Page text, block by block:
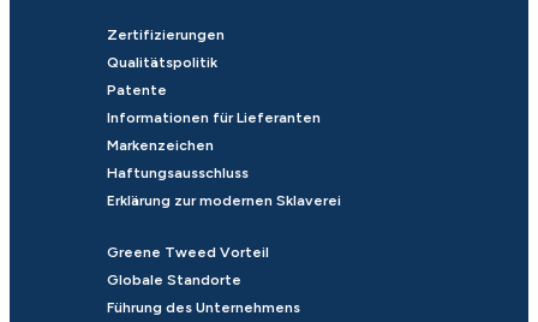
Zertifizierungen
Qualitätspolitik
Patente
Informationen für Lieferanten
Markenzeichen
Haftungsausschluss
Erklärung zur modernen Sklaverei
Greene Tweed Vorteil
Globale Standorte
Führung des Unternehmens